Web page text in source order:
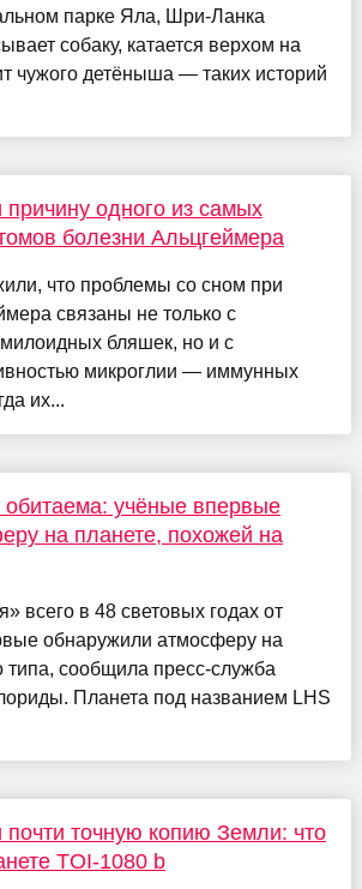
парке Яла, Шри-Ланка
собаку, катается верхом на
чужого детёныша — таких историй
одного из самых
болезни Альцгеймера
что проблемы со сном при
связаны не только с
бляшек, но и с
микроглии — иммунных
их...
обитаема: учёные впервые
на планете, похожей на
всего в 48 световых годах от
обнаружили атмосферу на
типа, сообщила пресс-служба
Планета под названием LHS
точную копию Земли: что
TOI-1080 b